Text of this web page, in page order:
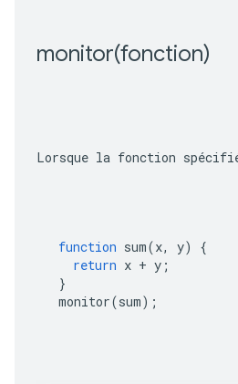
monitor(fonction)
Lorsque la fonction
function sum(x, y)
{
return x + y ;
}
monitor(sum);